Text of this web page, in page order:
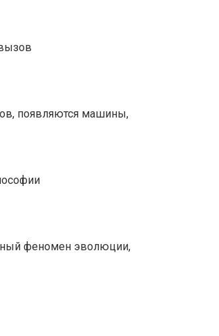
появляются машины,
феномен эволюции,